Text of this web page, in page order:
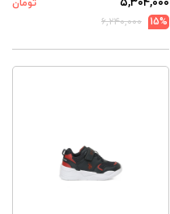
تومان
15%
۶,۲۴۰,۰۰۰